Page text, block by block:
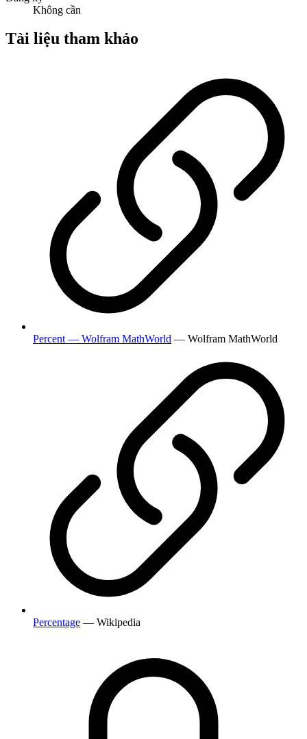
Không cần
Tài liệu tham khảo
Percent — Wolfram MathWorld — Wolfram MathWorld
Percentage — Wikipedia